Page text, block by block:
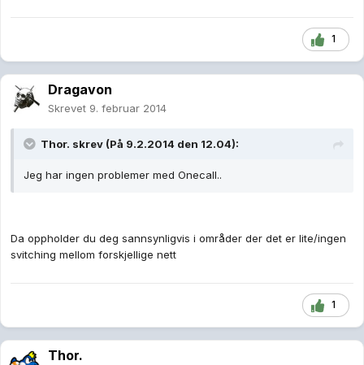
1
Dragavon
Skrevet 9. februar 2014
Thor. skrev (På 9.2.2014 den 12.04):
Jeg har ingen problemer med Onecall..
Da oppholder du deg sannsynligvis i områder der det er lite/ingen
svitching mellom forskjellige nett
1
Thor.